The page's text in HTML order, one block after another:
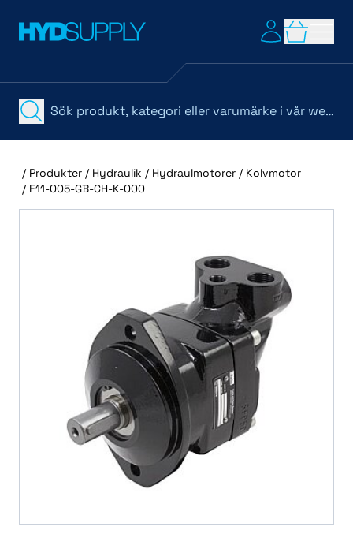
/ Produkter / Hydraulik / Hydraulmotorer / Kolvmotor
/ F11-005-GB-CH-K-000